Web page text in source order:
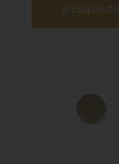
presupuesto